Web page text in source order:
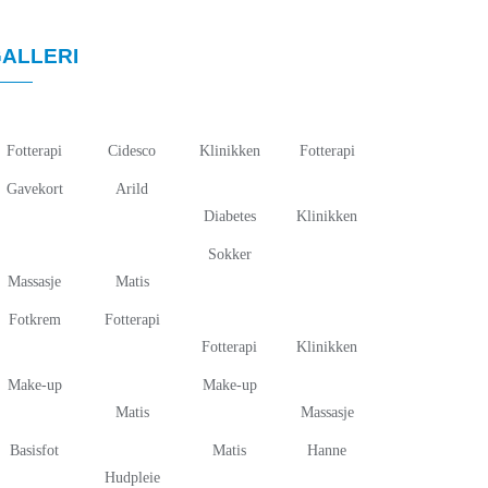
Fotterapi Cidesco Klinikken Fotterapi
Gavekort
Arild
Diabetes
Klinikken
Massasje Matis
Sokker
Fotkrem
Fotterapi
Fotterapi
Klinikken
Make-up
Matis
Make-up
Massasje
Basisfot
Hudpleie
Matis Hanne